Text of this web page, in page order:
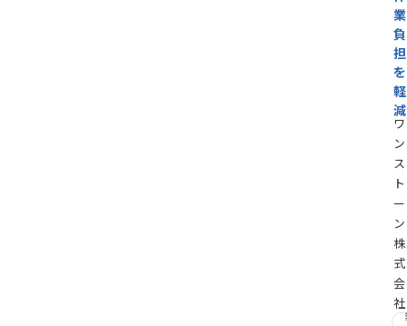
業
負
担
を
軽
減
ワ
ン
ス
ト
ー
ン
株
式
会
社